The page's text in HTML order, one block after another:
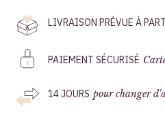
LIVRAISON PRÉVUE À
PAIEMENT SÉCURISÉ
14 JOURS pour changer